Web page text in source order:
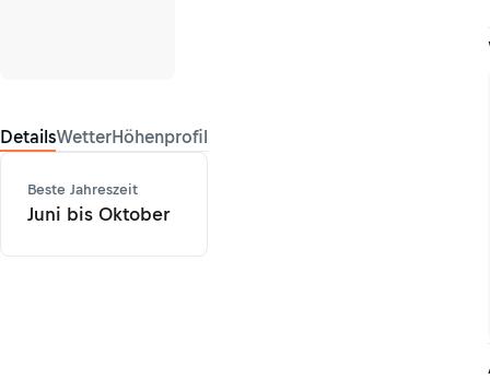
DetailsWetterHöhenprofil
Beste Jahreszeit
Juni bis Oktober